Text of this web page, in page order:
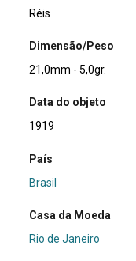
Réis
Dimensão/Peso
21,0mm - 5,0gr.
Data do objeto
1919
País
Brasil
Casa da Moeda
Rio de Janeiro